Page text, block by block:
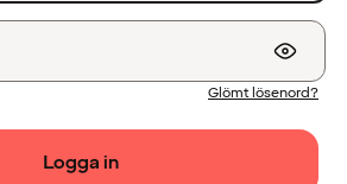
Glömt lösenord?
Logga in